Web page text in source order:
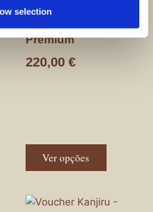
selection
Experiência
Gastronómica
Premium
220,00 €
Ver opções